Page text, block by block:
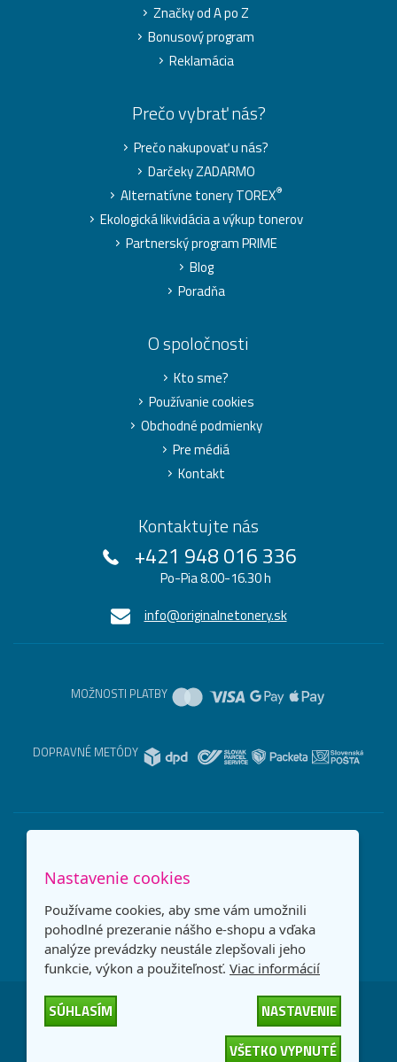
Značky od A po Z
Bonusový program
Reklamácia
Prečo vybrať nás?
Prečo nakupovať u nás?
Darčeky ZADARMO
Alternatívne tonery TOREX®
Ekologická likvidácia a výkup tonerov
Partnerský program PRIME
Blog
Poradňa
O spoločnosti
Kto sme?
Používanie cookies
Obchodné podmienky
Pre médiá
Kontakt
Kontaktujte nás
+421 948 016 336
Po-Pia 8.00-16.30 h
info@originalnetonery.sk
MOŽNOSTI PLATBY
DOPRAVNÉ METÓDY
Slovensko
Nastavenie cookies
Používame cookies, aby sme vám umožnili
pohodlné prezeranie nášho e-shopu a vďaka
analýze prevádzky neustále zlepšovali jeho
funkcie, výkon a použiteľnosť. Viac informácií
SÚHLASÍM
NASTAVENIE
VŠETKO VYPNUTÉ